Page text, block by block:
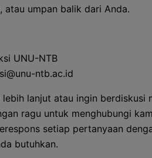
atau umpan balik dari Anda.
UNU-NTB
ntb.ac.id
lanjut atau ingin berdiskusi
ragu untuk menghubungi
setiap pertanyaan
butuhkan.